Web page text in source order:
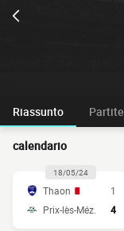
Riassunto Partite
calendario
18/05/24
Thaon
1
Prix-lès-Méz.
4